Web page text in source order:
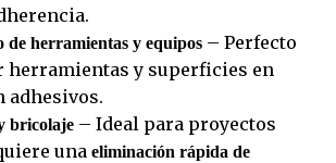
de herramientas y equipos – Perfecto
y superficies en
adhesivos.
bricolaje – Ideal para proyectos
una eliminación rápida de